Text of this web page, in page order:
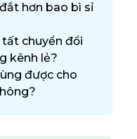
hơn bao bì sỉ
chuyển đổi
kênh lẻ?
được cho